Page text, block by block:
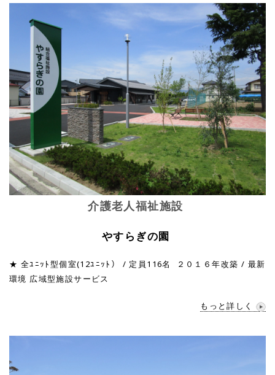
介護老人福祉施設
やすらぎの園
★ 全ﾕﾆｯﾄ型個室(12ﾕﾆｯﾄ） / 定員116名 ２０１６年改築 / 最新
環境 広域型施設サービス
もっと詳しく